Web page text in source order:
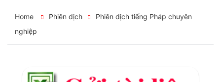
Home Phiên dịch
Phiên dịch tiếng Pháp chuyên
nghiệp